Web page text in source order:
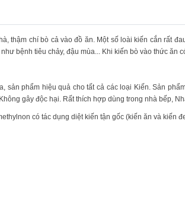
chí bò cả vào đồ ăn. Một số loài kiến cắn rất
bệnh tiêu chảy, đậu mùa... Khi kiến bò vào thức ăn
sản phẩm hiệu quả cho tất cả các loại Kiến. Sản
gây độc hại. Rất thích hợp dùng trong nhà bếp,
có tác dụng diệt kiến tận gốc (kiến ăn và kiến